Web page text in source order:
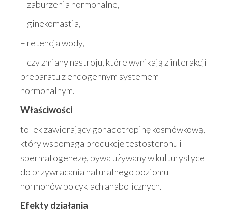
– zaburzenia hormonalne,
– ginekomastia,
– retencja wody,
– czy zmiany nastroju, które wynikają z interakcji
preparatu z endogennym systemem
hormonalnym.
Właściwości
to lek zawierający gonadotropinę kosmówkową,
który wspomaga produkcję testosteronu i
spermatogenezę, bywa używany w kulturystyce
do przywracania naturalnego poziomu
hormonów po cyklach anabolicznych.
Efekty działania